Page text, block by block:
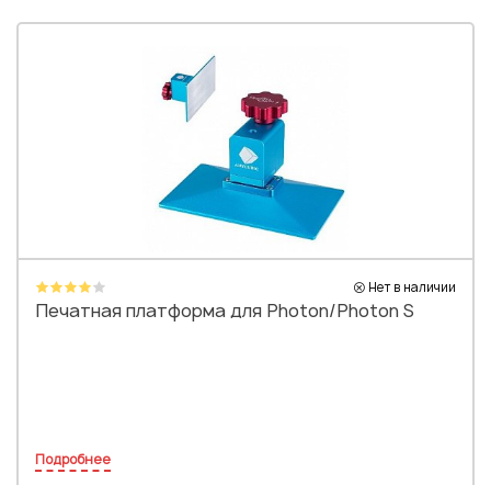
Нет в наличии
Печатная платформа для Photon/Photon S
Подробнее